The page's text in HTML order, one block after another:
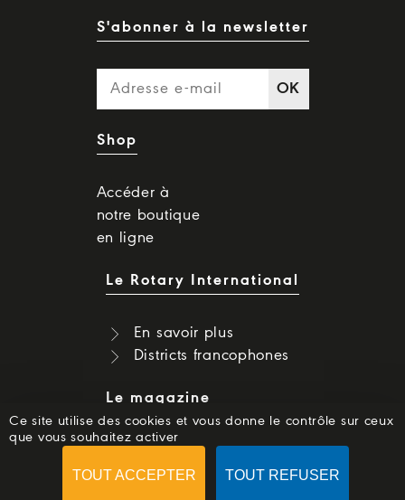
S'abonner à la newsletter
OK
Shop
Accéder à
notre boutique
en ligne
Le Rotary International
En savoir plus
Districts francophones
Le magazine
Dernier numéro
Numéros précédents
Ce site utilise des cookies et vous donne le contrôle sur ceux
que vous souhaitez activer
TOUT ACCEPTER TOUT REFUSER